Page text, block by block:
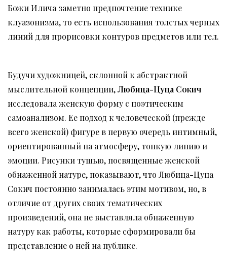
Божи Илича заметно предпочтение технике
клуазонизма, то есть использования толстых черных
линий для прорисовки контуров предметов или тел.
Будучи художницей, склонной к абстрактной
мыслительной концепции,Любица-Цуца Сокич
исследовала женскую форму с поэтическим
самоанализом. Ее подход к человеческой (прежде
всего женской) фигуре в первую очередь интимный,
ориентированный на атмосферу, тонкую линию и
эмоции. Рисунки тушью, посвященные женской
обнаженной натуре, показывают, что Любица-Цуца
Сокич постоянно занималась этим мотивом, но, в
отличие от других своих тематических
произведений, она не выставляла обнаженную
натуру как работы, которые сформировали бы
представление о ней на публике.